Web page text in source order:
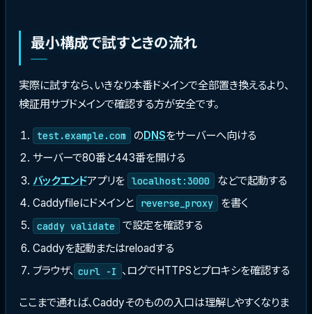
最小構成で試すときの流れ
実際に試すなら、いきなり本番ドメインで全部置き換えるより、
検証用サブドメインで確認する方が安全です。
test.example.com のDNSをサーバーへ向ける
サーバーで80番と443番を開ける
バックエンドアプリを localhost:3000
などで起動する
Caddyfileにドメインと
reverse_proxy を書く
caddy validate
で設定を確認する
Caddyを起動またはreloadする
ブラウザ、 curl -I 、ログでHTTPSとプロキシを確認する
ここまで通れば、Caddyそのものの入口は理解しやすくなりま